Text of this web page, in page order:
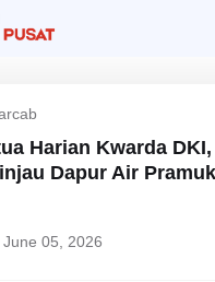
Harian Kwarda
Dapur Air
June 05, 2026